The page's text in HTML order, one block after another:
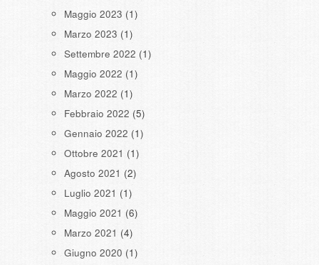
Maggio 2023 (1)
Marzo 2023 (1)
Settembre 2022 (1)
Maggio 2022 (1)
Marzo 2022 (1)
Febbraio 2022 (5)
Gennaio 2022 (1)
Ottobre 2021 (1)
Agosto 2021 (2)
Luglio 2021 (1)
Maggio 2021 (6)
Marzo 2021 (4)
Giugno 2020 (1)